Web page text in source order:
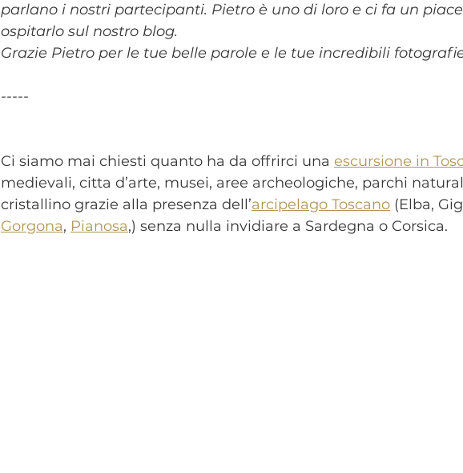
parlano i nostri partecipanti. Pietro è uno di loro e ci fa un
ospitarlo sul nostro blog.
Grazie Pietro per le tue belle parole e le tue incredibili
-----
Ci siamo mai chiesti quanto ha da offrirci una escursione in
medievali, citta d’arte, musei, aree archeologiche, parchi
cristallino grazie alla presenza dell’arcipelago Toscano (Elba,
Gorgona, Pianosa,) senza nulla invidiare a Sardegna o Corsica.